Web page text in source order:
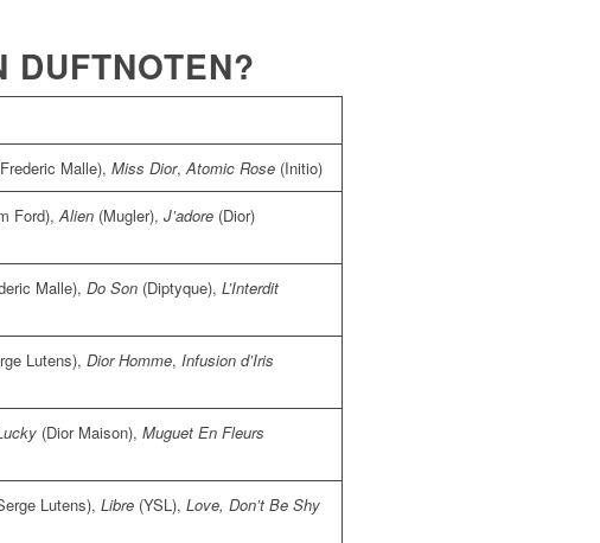
DUFTNOTEN?
Malle), Miss Dior,Atomic Rose (Initio)
Ford),Alien (Mugler), J’adore (Dior)
Malle), Do Son (Diptyque), L’Interdit
Lutens), Dior Homme, Infusion d’Iris
(Dior Maison), Muguet En Fleurs
Lutens), Libre (YSL), Love, Don’t Be Shy